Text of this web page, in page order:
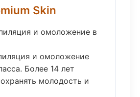
Skin
и омоложение в
и омоложение
Более 14 лет
молодость и